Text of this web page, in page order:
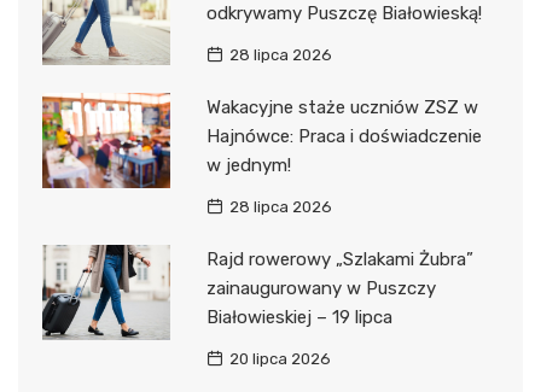
odkrywamy Puszczę Białowieską!
28 lipca 2026
Wakacyjne staże uczniów ZSZ w
Hajnówce: Praca i doświadczenie
w jednym!
28 lipca 2026
Rajd rowerowy „Szlakami Żubra”
zainaugurowany w Puszczy
Białowieskiej – 19 lipca
20 lipca 2026